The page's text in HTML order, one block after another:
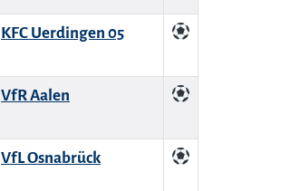
KFC Uerdingen 05
VfR Aalen
VfL Osnabrück